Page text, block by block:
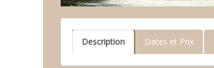
Description Dates et Prix